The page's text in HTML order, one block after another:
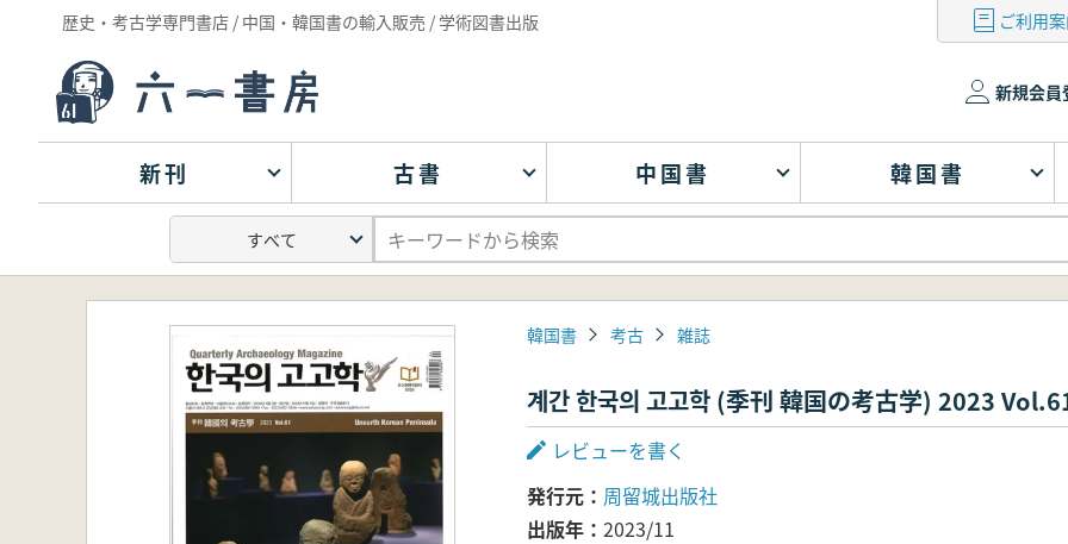
歴史・考古学専門書店 / 中国・韓国書の輸入販売 / 学術図書出版 ご利用
新規会員
新刊 古書 中国書 韓国書
韓国書 考古 雑誌
계간 한국의 고고학 (季刊 韓国の考古学) 2023
レビューを書く
発行元
周留城出版社
出版年
2023/11